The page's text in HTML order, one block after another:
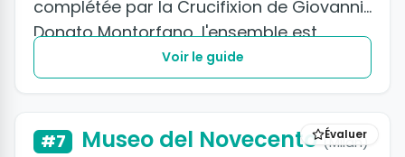
complétée par la Crucifixion de Giovanni
Donato Montorfano, l'ensemble est
classé à l'UNESCO.Voir le guide
Évaluer
#7 Museo del Novecento(Milan)